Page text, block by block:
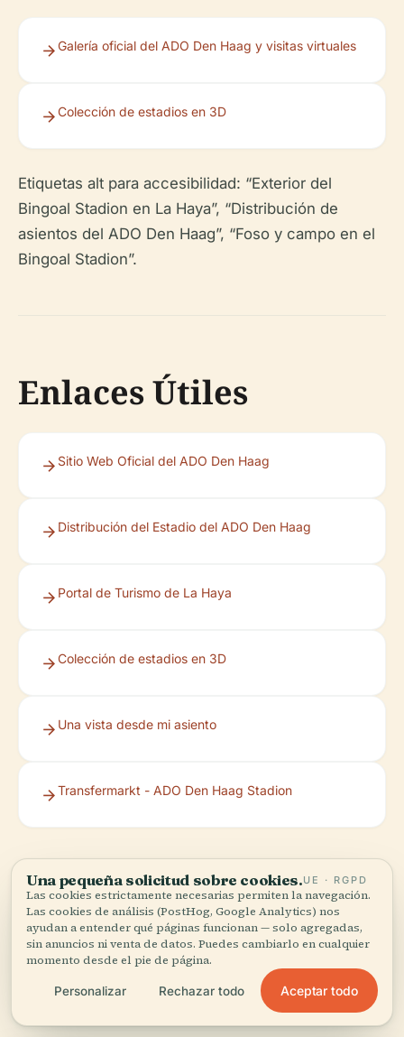
Galería oficial del ADO Den Haag y visitas virtuales
Colección de estadios en 3D
Etiquetas alt para accesibilidad: “Exterior del
Bingoal Stadion en La Haya”, “Distribución de
asientos del ADO Den Haag”, “Foso y campo en el
Bingoal Stadion”.
Enlaces Útiles
Sitio Web Oficial del ADO Den Haag
Distribución del Estadio del ADO Den Haag
Portal de Turismo de La Haya
Colección de estadios en 3D
Una vista desde mi asiento
Transfermarkt - ADO Den Haag Stadion
Escucha la historia completa en la app
Una pequeña solicitud sobre cookies.UE · RGPD
Las cookies estrictamente necesarias permiten la navegación.
Las cookies de análisis (PostHog, Google Analytics) nos
ayudan a entender qué páginas funcionan — solo agregadas,
sin anuncios ni venta de datos. Puedes cambiarlo en cualquier
momento desde el pie de página.
Personalizar Rechazar todo Aceptar todo